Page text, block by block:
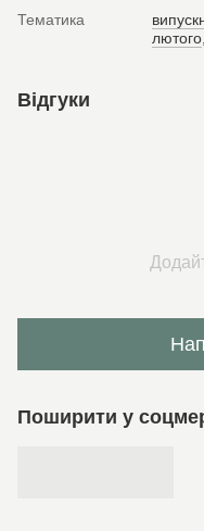
Тематика
лютого
Відгуки
Поширити у